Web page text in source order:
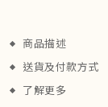
商品描述
送貨及付款方式
了解更多